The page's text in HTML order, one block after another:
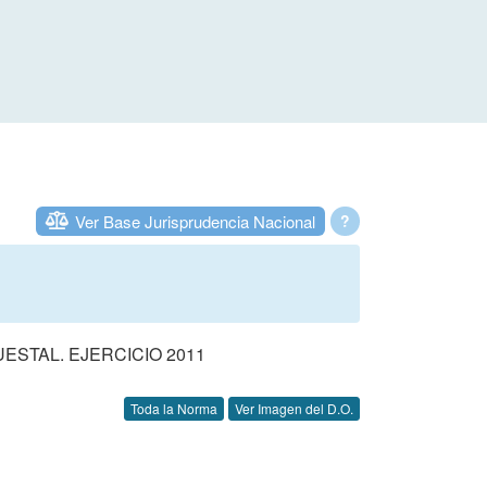
?
Ver Base Jurisprudencia Nacional
EJERCICIO 2011
Toda la Norma Ver Imagen del D.O.